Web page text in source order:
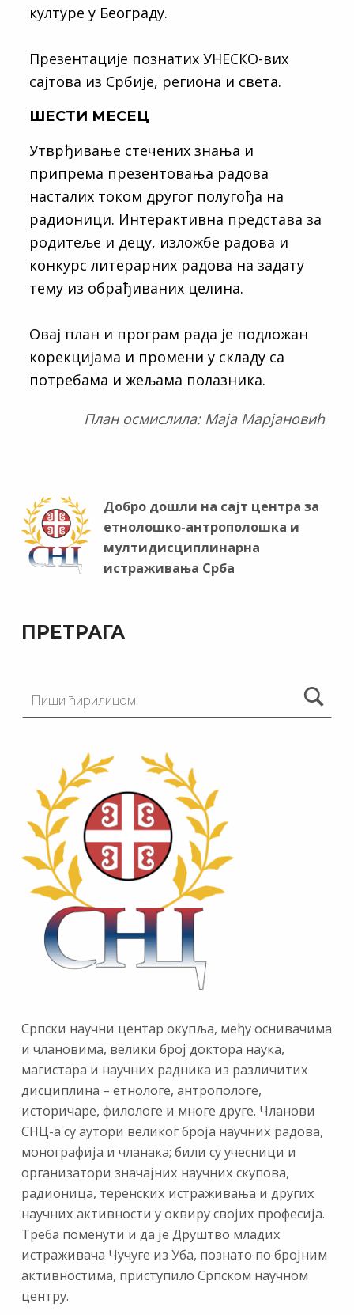
културе у Београду.
Презентације познатих УНЕСКО-вих
сајтова из Србије, региона и света.
ШЕСТИ МЕСЕЦ
Утврђивање стечених знања и
припрема презентовања радова
насталих током другог полугођа на
радионици. Интерактивна представа за
родитеље и децу, изложбе радова и
конкурс литерарних радова на задату
тему из обрађиваних целина.
Овај план и програм рада је подложан
корекцијама и промени у складу са
потребама и жељама полазника.
План осмислила: Маја Марјановић
Добро дошли на сајт центра за
етнолошко-антрополошка и
мултидисциплинарна
истраживања Срба
ПРЕТРАГА
Српски научни центар окупља, међу оснивачима
и члановима, велики број доктора наука,
магистара и научних радника из различитих
дисциплина – етнологе, антропологе,
историчаре, филологе и многе друге. Чланови
СНЦ-а су аутори великог броја научних радова,
монографија и чланака; били су учесници и
организатори значајних научних скупова,
радионица, теренских истраживања и других
научних активности у оквиру својих професија.
Треба поменути и да је Друштво младих
истраживача Чучуге из Уба, познато по бројним
активностима, приступило Српском научном
центру.